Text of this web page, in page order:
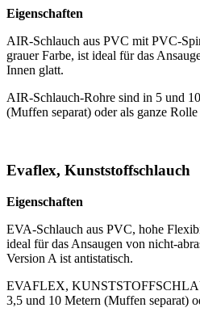
Eigenschaften
AIR-Schlauch aus PVC mit PVC-
grauer Farbe, ist ideal für das
Innen glatt.
AIR-Schlauch-Rohre sind in 5 und
(Muffen separat) oder als ganze
Evaflex, Kunststoffschlauch
Eigenschaften
EVA-Schlauch aus PVC, hohe
ideal für das Ansaugen von nicht-
Version A ist antistatisch.
EVAFLEX,
3,5 und 10 Metern (Muffen separat)